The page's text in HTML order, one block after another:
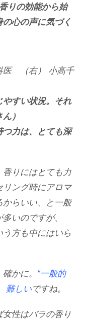
りの効能から始
心の声に気づく
医 （右） 小高千
やすい状況。それ
）
つ力は、とても深
りにはとても力
リング時にアロマ
からいい、と一般
いのですが、
う方も中にはいら
かに。 “一般的
難しいですね。
性はバラの香り